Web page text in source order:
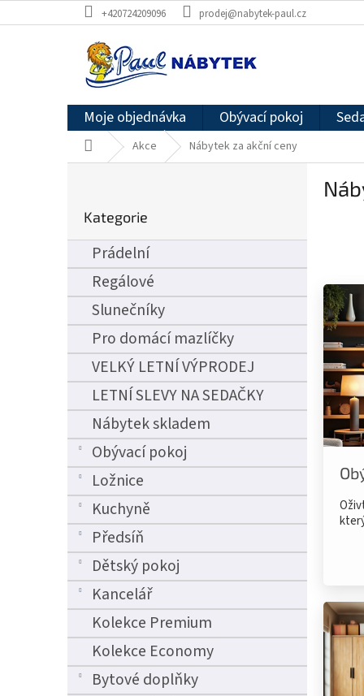
na
+420724209096 prodej@nabytek-paul.cz
Moje objednávka Obývací pokoj
Domů Akce Nábytek za akční ceny
r
n
p
a
e
kategorie
Kategorie
Prádelní
Regálové
Slunečníky
Pro domácí mazlíčky
VELKÝ LETNÍ VÝPRODEJ
LETNÍ SLEVY NA SEDAČKY
Nábytek skladem
Obývací pokoj
Ložnice
Kuchyně
Předsíň
Dětský pokoj
Kancelář
Kolekce Premium
Kolekce Economy
Bytové doplňky